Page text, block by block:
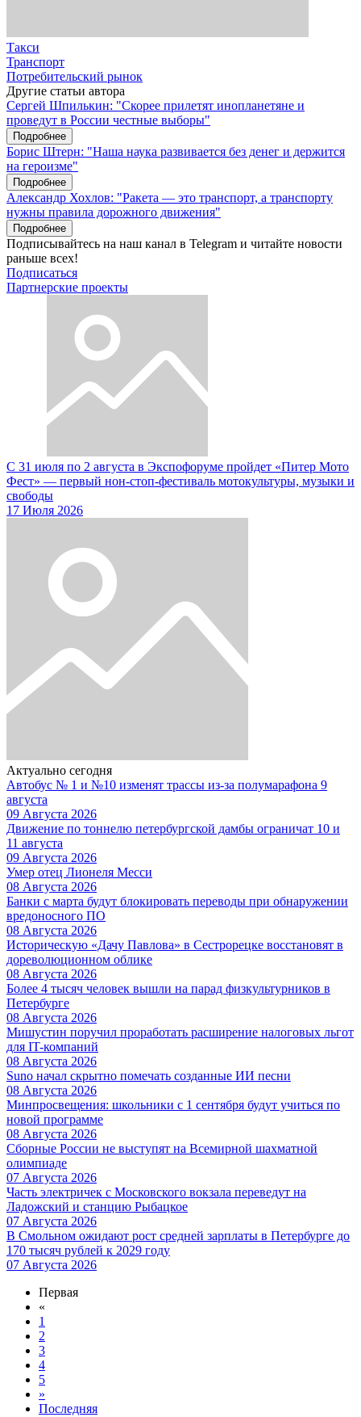
Такси
Транспорт
Потребительский рынок
Другие статьи автора
Сергей Шпилькин: "Скорее прилетят инопланетяне и
проведут в России честные выборы"
Подробнее
Борис Штерн: "Наша наука развивается без денег и держится
на героизме"
Подробнее
Александр Хохлов: "Ракета — это транспорт, а транспорту
нужны правила дорожного движения"
Подробнее
Подписывайтесь на наш канал в Telegram и читайте новости
раньше всех!
Подписаться
Партнерские проекты
С 31 июля по 2 августа в Экспофоруме пройдет «Питер Мото
Фест» — первый нон-стоп-фестиваль мотокультуры, музыки и
свободы
17 Июля 2026
Актуально сегодня
Автобус № 1 и №10 изменят трассы из-за полумарафона 9
августа
09 Августа 2026
Движение по тоннелю петербургской дамбы ограничат 10 и
11 августа
09 Августа 2026
Умер отец Лионеля Месси
08 Августа 2026
Банки с марта будут блокировать переводы при обнаружении
вредоносного ПО
08 Августа 2026
Историческую «Дачу Павлова» в Сестрорецке восстановят в
дореволюционном облике
08 Августа 2026
Более 4 тысяч человек вышли на парад физкультурников в
Петербурге
08 Августа 2026
Мишустин поручил проработать расширение налоговых льгот
для IT-компаний
08 Августа 2026
Suno начал скрытно помечать созданные ИИ песни
08 Августа 2026
Минпросвещения: школьники с 1 сентября будут учиться по
новой программе
08 Августа 2026
Сборные России не выступят на Всемирной шахматной
олимпиаде
07 Августа 2026
Часть электричек с Московского вокзала переведут на
Ладожский и станцию Рыбацкое
07 Августа 2026
В Смольном ожидают рост средней зарплаты в Петербурге до
170 тысяч рублей к 2029 году
07 Августа 2026
Первая
«
1
2
3
4
5
»
Последняя